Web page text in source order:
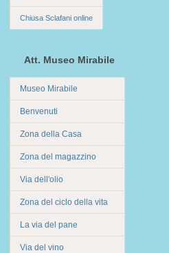
Chiusa Sclafani online
Att. Museo Mirabile
Museo Mirabile
Benvenuti
Zona della Casa
Zona del magazzino
Via dell'olio
Zona del ciclo della vita
La via del pane
Via del vino